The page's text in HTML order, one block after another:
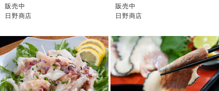
販売中
日野商店
販売中
日野商店